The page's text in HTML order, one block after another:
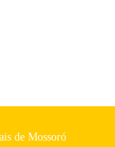
de Mossoró